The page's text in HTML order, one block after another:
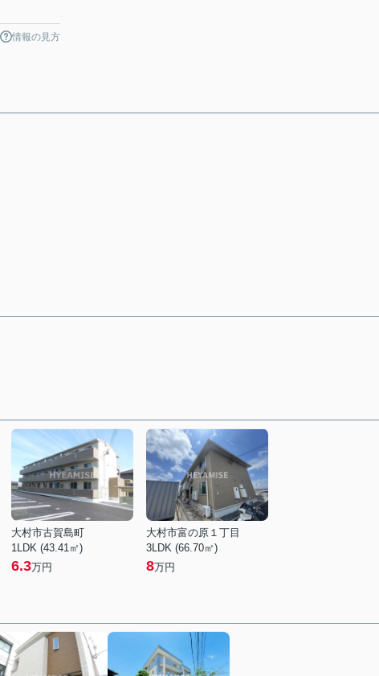
情報の見方
大村市古賀島町
1LDK (43.41㎡)
6.3万円
大村市富の原１丁目
3LDK (66.70㎡)
8万円